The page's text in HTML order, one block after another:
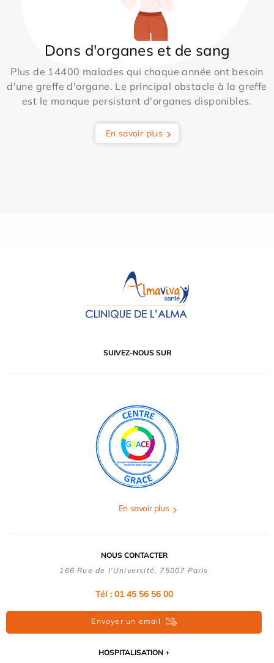
Dons d'organes et de sang
Plus de 14400 malades qui chaque année ont besoin
d'une greffe d'organe. Le principal obstacle à la greffe
est le manque persistant d'organes disponibles.
En savoir plus
SUIVEZ-NOUS SUR
En savoir plus
NOUS CONTACTER
166 Rue de l'Université, 75007 Paris
Tél : 01 45 56 56 00
Envoyer un email
HOSPITALISATION